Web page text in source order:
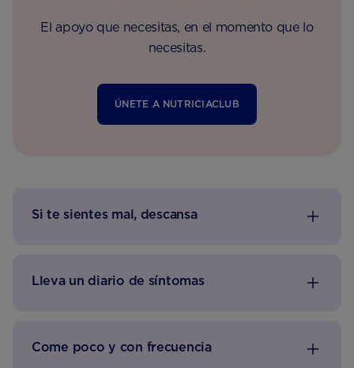
El apoyo que necesitas, en el momento que lo
necesitas.
ÚNETE A NUTRICIACLUB
Si te sientes mal, descansa
Lleva un diario de síntomas
Come poco y con frecuencia